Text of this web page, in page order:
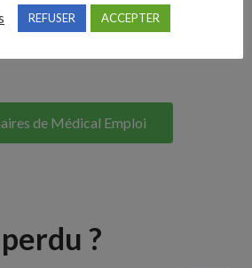
amet, consectetur adipiscing elit. Ut
mattis, pulvinar dapibus
de Médical Emploi
?
REFUSER ACCEPTER